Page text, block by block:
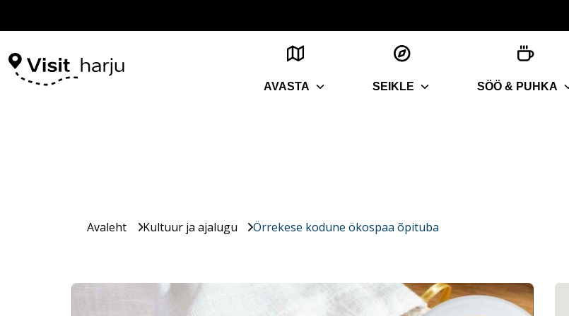
AVASTA SEIKLE SÖÖ & PUHKA
Avaleht Kultuur ja ajalugu Örrekese kodune ökospaa õpituba